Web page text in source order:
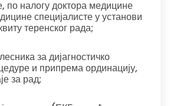
по налогу доктора медицине
специјалисте у установи
теренског рада;
за дијагностичко
и припрема ординацију,
за рад;